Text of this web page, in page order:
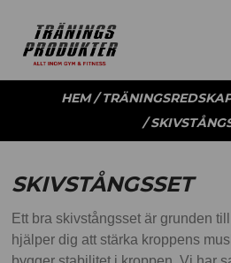
HEM/
/
SKIVSTÅNGSSET
Ett bra skivstångsset är grunden
hjälper dig att stärka kroppens